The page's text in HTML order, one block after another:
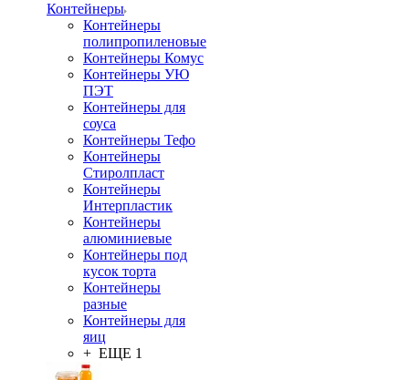
Контейнеры
Контейнеры
полипропиленовые
Контейнеры Комус
Контейнеры УЮ
ПЭТ
Контейнеры для
соуса
Контейнеры Тефо
Контейнеры
Стиролпласт
Контейнеры
Интерпластик
Контейнеры
алюминиевые
Контейнеры под
кусок торта
Контейнеры
разные
Контейнеры для
яиц
+ ЕЩЕ 1